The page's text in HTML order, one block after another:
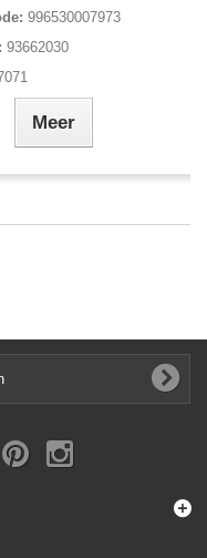
996530007973
93662030
Meer